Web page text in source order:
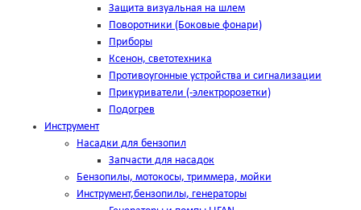
Защита визуальная на шлем
Поворотники (Боковые фонари)
Приборы
Ксенон, светотехника
Противоугонные устройства и сигнализации
Прикуриватели (-электророзетки)
Подогрев
Инструмент
Насадки для бензопил
Запчасти для насадок
Бензопилы, мотокосы, триммера, мойки
Инструмент,бензопилы, генераторы